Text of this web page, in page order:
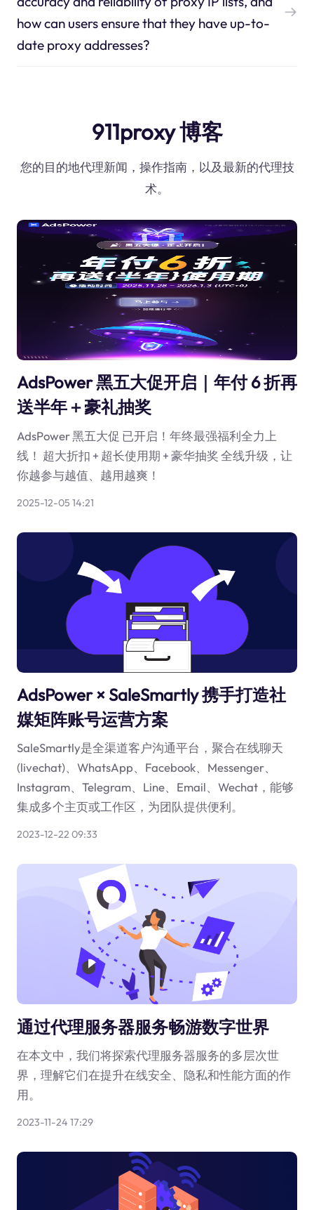
how can users ensure that they have up-to-
date proxy addresses?
911proxy 博客
您的目的地代理新闻，操作指南，以及最新的代理技
术。
AdsPower 黑五大促开启｜年付 6 折再
送半年＋豪礼抽奖
AdsPower 黑五大促 已开启！年终最强福利全力上
线！ 超大折扣 + 超长使用期 + 豪华抽奖 全线升级，让
你越参与越值、越用越爽！
2025-12-05 14:21
AdsPower × SaleSmartly 携手打造社
媒矩阵账号运营方案
SaleSmartly是全渠道客户沟通平台，聚合在线聊天
(livechat)、WhatsApp、Facebook、Messenger、
Instagram、Telegram、Line、Email、Wechat，能够
集成多个主页或工作区，为团队提供便利。
2023-12-22 09:33
通过代理服务器服务畅游数字世界
在本文中，我们将探索代理服务器服务的多层次世
界，理解它们在提升在线安全、隐私和性能方面的作
用。
2023-11-24 17:29